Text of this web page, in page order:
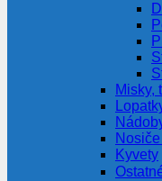
Misky,
Kyvety